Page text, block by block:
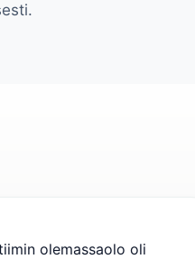
olemassaolo oli